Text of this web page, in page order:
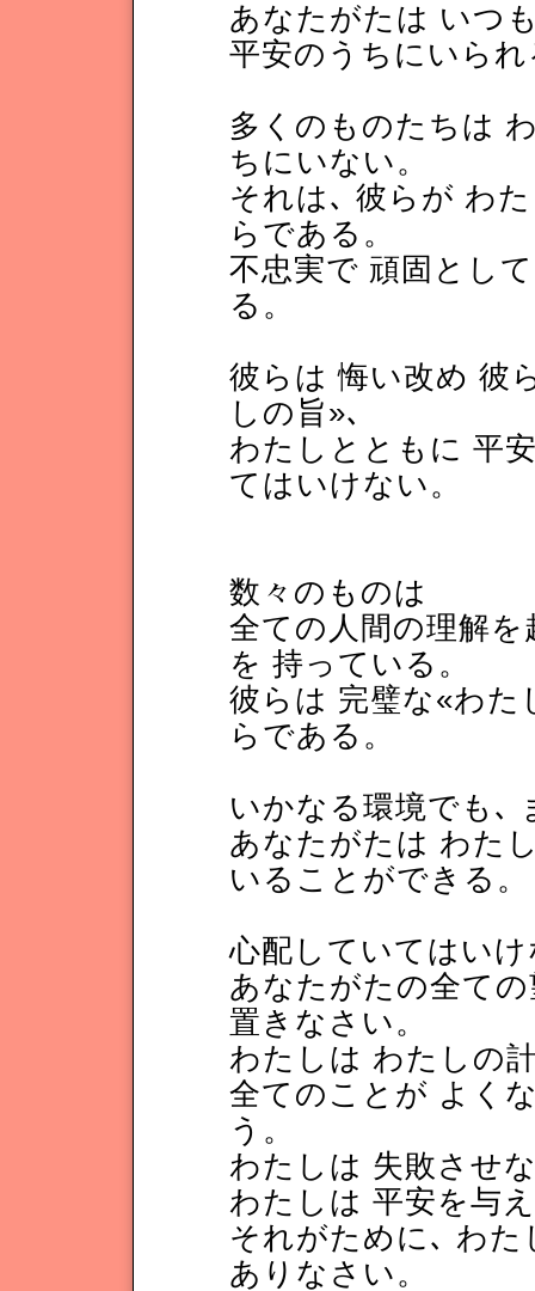
あなたがたは いつ
平安のうちにいられ
多くのものたちは
ちにいない。
それは､ 彼らが わ
らである。
不忠実で 頑固とし
る。
彼らは 悔い改め 彼
しの旨»､
わたしとともに 平
てはいけない。
数々のものは
全ての人間の理解
を 持っている。
彼らは 完璧な«わた
らである。
いかなる環境でも､
あなたがたは わた
いることができる。
心配していてはい
あなたがたの全て
置きなさい。
わたしは わたしの
全てのことが よく
う。
わたしは 失敗させ
わたしは 平安を与
それがために､ わ
ありなさい。